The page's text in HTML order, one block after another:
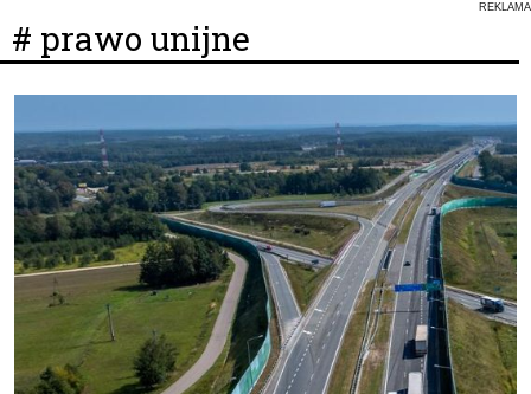
REKLAMA
# prawo unijne